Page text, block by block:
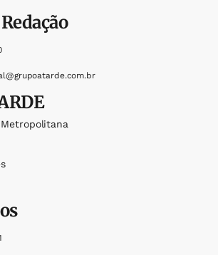
Metropolitana